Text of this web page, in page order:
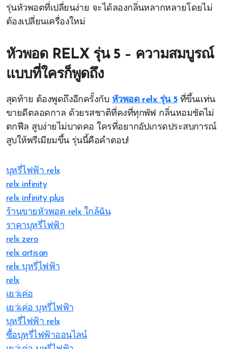
รุ่นหัวพอตที่เปลี่ยนง่าย จะได้ลองกลิ่นหลากหลายโดยไม่
ต้องเปลี่ยนเครื่องใหม่
หัวพอด RELX รุ่น 5 – ความสมบูรณ์
แบบที่ใครก็พูดถึง
สุดท้าย ต้องพูดถึงอีกครั้งกับ หัวพอด relx รุ่น 5ที่ขึ้นแท่น
ขายดีตลอดกาล ด้วยรสชาติที่คงที่ทุกพัฟ กลิ่นหอมชัดไม่
ตกฟีล สูบง่ายไม่บาดคอ ใครที่อยากอัปเกรดประสบการณ์
สูบให้พรีเมียมขึ้น รุ่นนี้คือคำตอบ!
บุหรี่ไฟฟ้า relx
relx infinity
relx infinity plus
ร้านขายหัวพอต relx ใกล้ฉัน
ราคาบุหรี่ไฟฟ้า
relx zero
relx artisan
relx บุหรี่ไฟฟ้า
relx
เยว่เค่อ
เยว่เค่อ บุหรี่ไฟฟ้า
บุหรี่ไฟฟ้า relx
ซื้อบุหรี่ไฟฟ้าออนไลน์